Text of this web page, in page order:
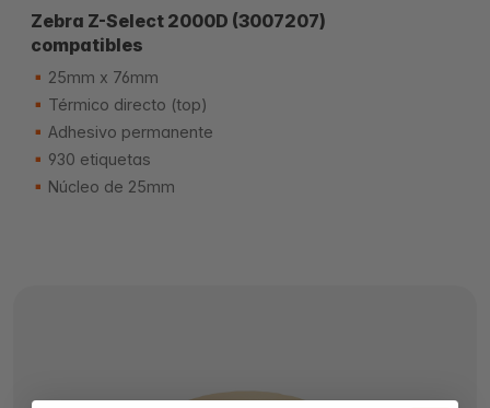
Zebra Z-Select 2000D (3007207)
compatibles
25mm x 76mm
Térmico directo (top)
Adhesivo permanente
930 etiquetas
Núcleo de 25mm